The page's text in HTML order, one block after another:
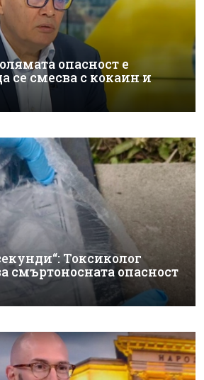
опасност е
се смесва с кокаин и
Токсиколог
смъртоносната опасност